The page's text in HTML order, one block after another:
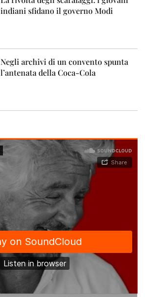
indiani sfidano il governo Modi
Negli archivi di un convento spunta
l’antenata della Coca-Cola